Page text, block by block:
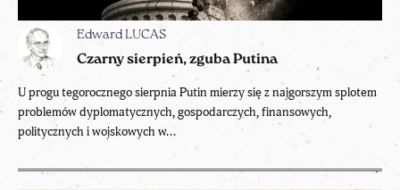
Edward LUCAS
Czarny sierpień, zguba Putina
U progu tegorocznego sierpnia Putin mierzy się z najgorszym splotem
problemów dyplomatycznych, gospodarczych, finansowych,
politycznych i wojskowych w...